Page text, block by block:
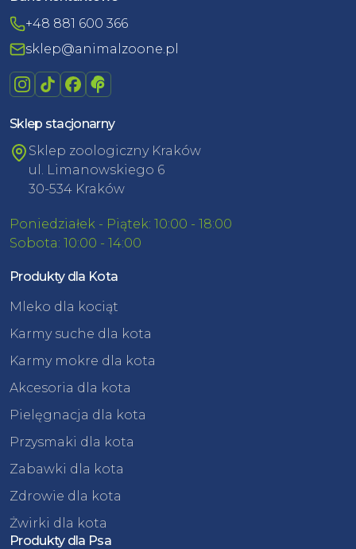
+48 881 600 366
sklep@animalzoone.pl
Sklep stacjonarny
Sklep zoologiczny Kraków
ul. Limanowskiego 6
30-534 Kraków
Poniedziałek - Piątek: 10:00 - 18:00
Sobota: 10:00 - 14:00
Produkty dla Kota
Mleko dla kociąt
Karmy suche dla kota
Karmy mokre dla kota
Akcesoria dla kota
Pielęgnacja dla kota
Przysmaki dla kota
Zabawki dla kota
Zdrowie dla kota
Żwirki dla kota
Produkty dla Psa